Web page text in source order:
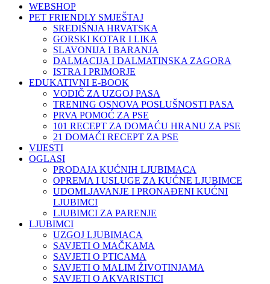
WEBSHOP
PET FRIENDLY SMJEŠTAJ
SREDIŠNJA HRVATSKA
GORSKI KOTAR I LIKA
SLAVONIJA I BARANJA
DALMACIJA I DALMATINSKA ZAGORA
ISTRA I PRIMORJE
EDUKATIVNI E-BOOK
VODIČ ZA UZGOJ PASA
TRENING OSNOVA POSLUŠNOSTI PASA
PRVA POMOĆ ZA PSE
101 RECEPT ZA DOMAĆU HRANU ZA PSE
21 DOMAĆI RECEPT ZA PSE
VIJESTI
OGLASI
PRODAJA KUĆNIH LJUBIMACA
OPREMA I USLUGE ZA KUĆNE LJUBIMCE
UDOMLJAVANJE I PRONAĐENI KUĆNI
LJUBIMCI
LJUBIMCI ZA PARENJE
LJUBIMCI
UZGOJ LJUBIMACA
SAVJETI O MAČKAMA
SAVJETI O PTICAMA
SAVJETI O MALIM ŽIVOTINJAMA
SAVJETI O AKVARISTICI